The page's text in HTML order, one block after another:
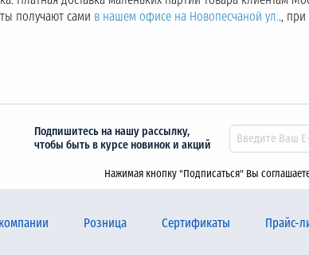
получают сами в нашем офисе на Новопесчаной ул.., при
Подпишитесь на нашу рассылку,
чтобы быть в курсе новинок и акций
Нажимая кнопку "Подписаться" Вы
Розница Сертификаты Прайс-